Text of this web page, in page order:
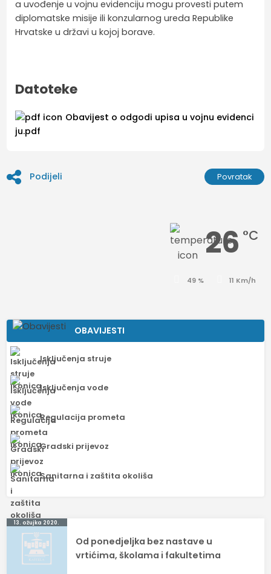
a uvođenje u vojnu evidenciju mogu provesti putem
diplomatske misije ili konzularnog ureda Republike
Hrvatske u državi u kojoj borave.
Datoteke
Obavijest o odgodi upisa u vojnu evidenci
ju.pdf
Podijeli Povratak
26 °C
49 % 11 Km/h
OBAVIJESTI
Isključenja struje
Isključenja vode
Regulacija prometa
Gradski prijevoz
Sanitarna i zaštita okoliša
Navigacija
objava
13. ožujka 2020.
Od ponedjeljka bez nastave u
vrtićima, školama i fakultetima